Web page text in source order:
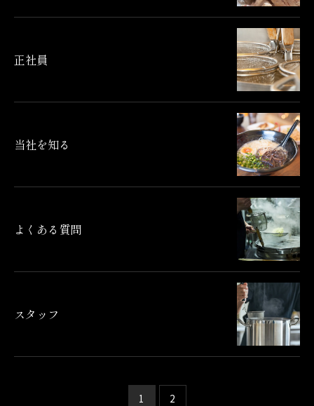
正社員
当社を知る
よくある質問
スタッフ
1 2